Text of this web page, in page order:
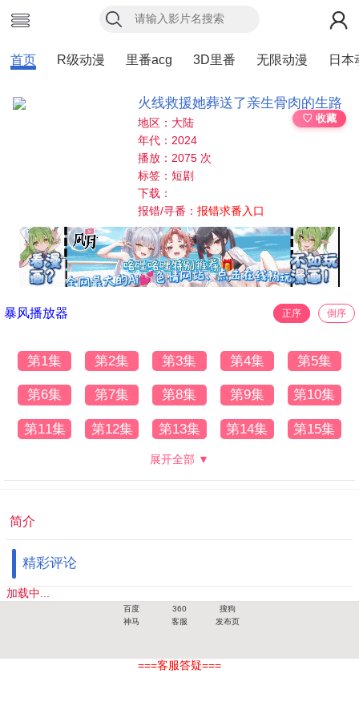
首页 R级动漫 里番acg 3D里番 无限动漫 日本
火线救援她葬送了亲生骨肉的生路
♡ 收藏
地区：大陆
年代：2024
播放：2075 次
标签：短剧
下载：
报错/寻番：报错求番入口
暴风播放器 正序 倒序
第1集 第2集 第3集 第4集 第5集
第6集 第7集 第8集 第9集 第10集
第11集 第12集 第13集 第14集 第15集
展开全部 ▼
简介
精彩评论
加载中...
百度 360
搜狗
神马
客服 发布页
===客服答疑===